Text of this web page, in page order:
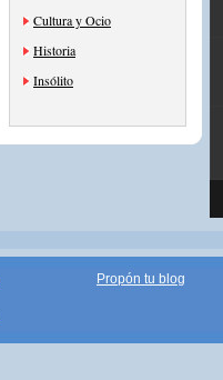
Cultura y Ocio
Historia
Insólito
Propón tu blog